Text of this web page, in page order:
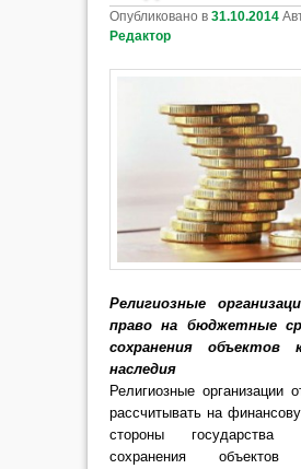
Опубликовано в 31.10.2014
Редактор
Религиозные
право на бюджетные
сохранения объектов
наследия
Религиозные организации
рассчитывать на
стороны
сохранения объектов